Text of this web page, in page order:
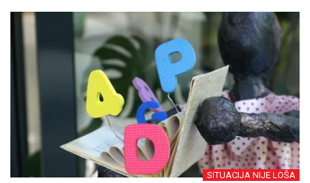
SITUACIJA NIJE LOŠA